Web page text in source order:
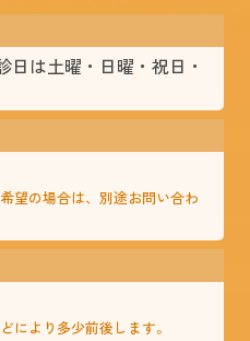
日は土曜・日曜・祝日・
望の場合は、別途お問い合わ
により多少前後します。